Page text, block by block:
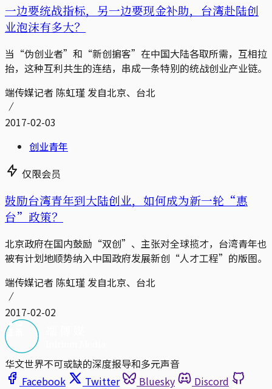
一边要统战指标，另一边要现金补助，台湾赴陆创
业泡沫有多大？
当“伪创业者”和“新创掮客”在中国大陆各取所需，互相拉
抬，这种互利共生的连结，串成一条特别的统战创业产业链。
端传媒记者 陈虹瑾 发自北京、台北
2017-02-03
创业青年
仅限会员
鼓励台湾青年到大陆创业，如何成为新一轮“惠
台”政策？
北京政府在国内鼓励“双创”、主张对全球揽才，台湾青年也
被有计划地顺势纳入中国政府发展新创“人才工程”的版图。
端传媒记者 陈虹瑾 发自北京、台北
2017-02-02
华文世界不可或缺的深度报导和多元声音
Facebook
Twitter Bluesky
Discord